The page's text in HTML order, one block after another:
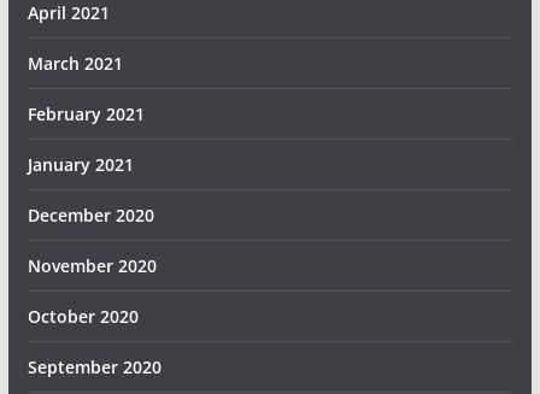
April 2021
March 2021
February 2021
January 2021
December 2020
November 2020
October 2020
September 2020